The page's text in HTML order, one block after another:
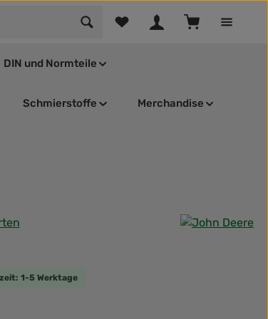
Du hast 0 Produkte auf dem
DIN und Normteile
Schmierstoffe Merchandise
1-5 Werktage